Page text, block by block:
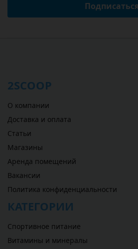
Подписаться
2SCOOP
О компании
Доставка и оплата
Статьи
Магазины
Аренда помещений
Вакансии
Политика конфиденциальности
КАТЕГОРИИ
Спортивное питание
Витамины и минералы